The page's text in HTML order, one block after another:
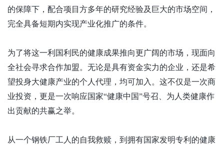
的保障下，配合项目方多年的研究经验及巨大的市场空间，
完全具备短期内实现产业化推广的条件。
为了将这一利国利民的健康成果推向更广阔的市场，现面向
全社会寻求合作加盟。无论是具有资金实力的企业，还是希
望投身大健康产业的个人代理，均可加入。这不仅是一次商
业投资，更是一次响应国家“健康中国”号召、为人类健康作
出贡献的共赢之举。
从一个钢铁厂工人的自我救赎，到拥有国家发明专利的健康